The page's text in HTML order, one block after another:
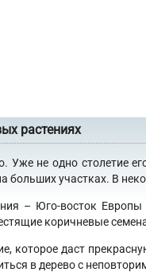
растениях
Уже не одно столетие
участках. В
– Юго-восток
коричневые
которое даст
в дерево с